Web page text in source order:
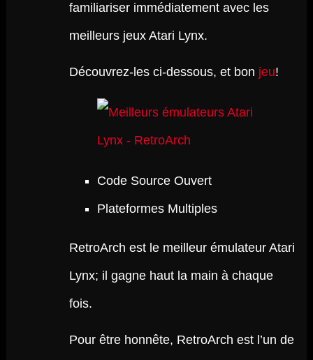
familiariser immédiatement avec les
meilleurs jeux Atari Lynx.
Découvrez-les ci-dessous, et bon jeu!
Code Source Ouvert
Plateformes Multiples
RetroArch est le meilleur émulateur Atari
Lynx; il gagne haut la main à chaque
fois.
Pour être honnête, RetroArch est l’un de